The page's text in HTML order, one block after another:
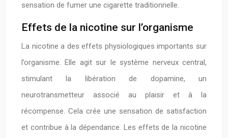
sensation de fumer une cigarette traditionnelle.
Effets de la nicotine sur l’organisme
La nicotine a des effets physiologiques importants sur
l’organisme. Elle agit sur le système nerveux central,
stimulant la libération de dopamine, un
neurotransmetteur associé au plaisir et à la
récompense. Cela crée une sensation de satisfaction
et contribue à la dépendance. Les effets de la nicotine